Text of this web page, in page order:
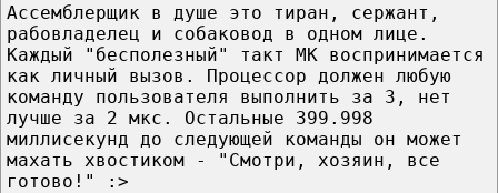
Ассемблерщик в душе это тиран, сержант,
рабовладелец и собаковод в одном лице.
Каждый "бесполезный" такт МК воспринимается
как личный вызов. Процессор должен любую
команду пользователя выполнить за 3, нет
лучше за 2 мкс. Остальные 399.998
миллисекунд до следующей команды он может
махать хвостиком - "Смотри, хозяин, все
готово!" :>